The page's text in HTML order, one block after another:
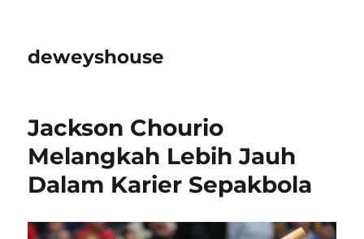
deweyshouse
Jackson Chourio
Melangkah Lebih Jauh
Dalam Karier Sepakbola